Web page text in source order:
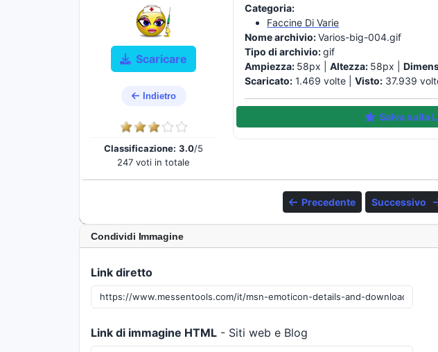
Scaricare
Indietro
Classificazione: 3.0/5
247 voti in totale
Categoria:
Faccine Di Varie
Nome archivio:Varios-big-004.gif
Tipo di archivio:gif
Ampiezza: 58px |Altezza: 58px |
Scaricato: 1.469 volte |Visto: 37.939
Salva sulla
Precedente Successivo
Condividi Immagine
Link diretto
Link di immagine HTML - Siti web e Blog